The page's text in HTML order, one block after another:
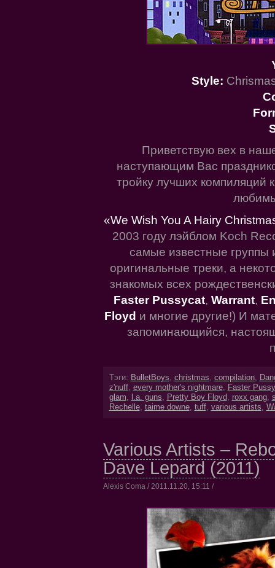
Style:
Приветствую вех в
наступающим Вас
тройку лучших компиляций
«We Wish You A Hairy
2003 году лэйблом Koch
самые известные группы
оригинальные треки, а
знакомых всех
Faster Pussycat, Warrant,
Floyd и многие другие!) И
запоминающийся,
Тэги: BulletBoys, christmas, compilation,
z'nuff, every mother's nightmare, Faster
glam, l.a. guns, Pretty Boy Floyd, roxx gang,
Rechelle, taime downe, tuff, various artists,
Various Artists –
Dave Lepard (2011)
Alexis Coma / 2011.11.20, 15:11 /